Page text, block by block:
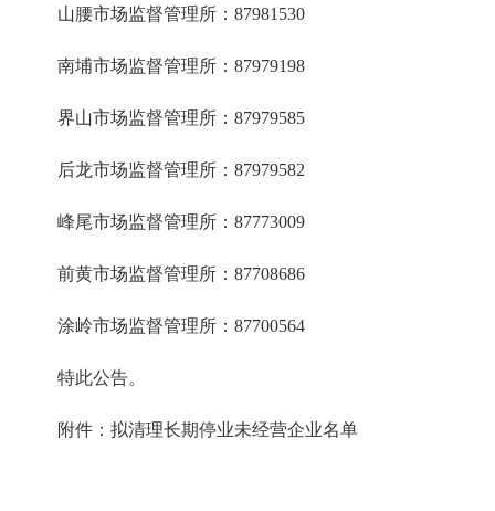
山腰市场监督管理所：87981530
南埔市场监督管理所：87979198
界山市场监督管理所：87979585
后龙市场监督管理所：87979582
峰尾市场监督管理所：87773009
前黄市场监督管理所：87708686
涂岭市场监督管理所：87700564
特此公告。
附件：拟清理长期停业未经营企业名单